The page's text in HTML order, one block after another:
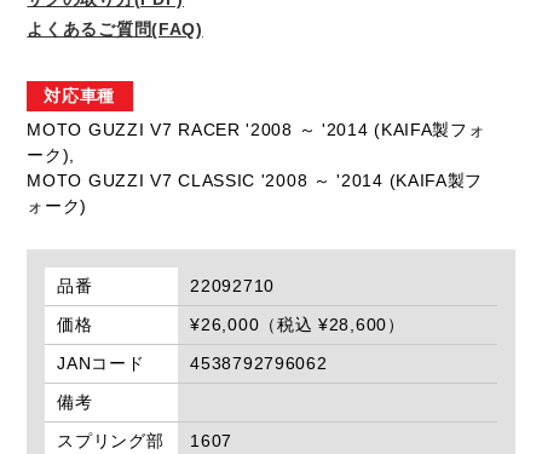
よくあるご質問(FAQ)
対応車種
MOTO GUZZI V7 RACER '2008 ～ '2014 (KAIFA製フォ
ーク),
MOTO GUZZI V7 CLASSIC '2008 ～ '2014 (KAIFA製フ
ォーク)
品番
22092710
価格
¥26,000（税込 ¥28,600）
JANコード
4538792796062
備考
スプリング部
1607